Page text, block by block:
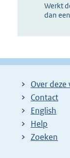
Werkt
dan
Over deze
Contact
English
Help
Zoeken